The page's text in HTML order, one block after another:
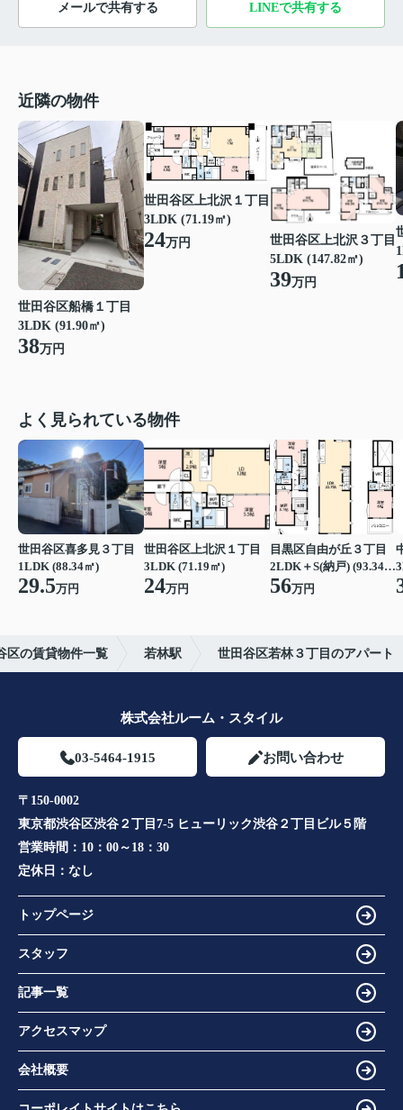
メールで共有する LINEで共有する
近隣の物件
世田谷区船橋１丁目
3LDK (91.90㎡)
38万円
世田谷区上北沢１丁目
3LDK (71.19㎡)
24万円
世田谷区上北沢３丁目
5LDK (147.82㎡)
39万円
よく見られている物件
世田谷区喜多見３丁目
1LDK (88.34㎡)
29.5万円
世田谷区上北沢１丁目
3LDK (71.19㎡)
24万円
目黒区自由が丘３丁目
2LDK＋S(納戸) (93.34㎡)
56万円
区の賃貸物件一覧 若林駅 世田谷区若林３丁目のアパート
株式会社ルーム・スタイル
03-5464-1915 お問い合わせ
〒150-0002
東京都渋谷区渋谷２丁目7-5 ヒューリック渋谷２丁目ビル５階
営業時間： 10：00～18：30
定休日： なし
トップページ
スタッフ
記事一覧
アクセスマップ
会社概要